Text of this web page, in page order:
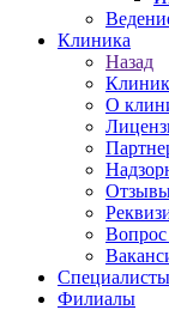
Клиника
Назад
О
Вопрос
Специалисты
Филиалы